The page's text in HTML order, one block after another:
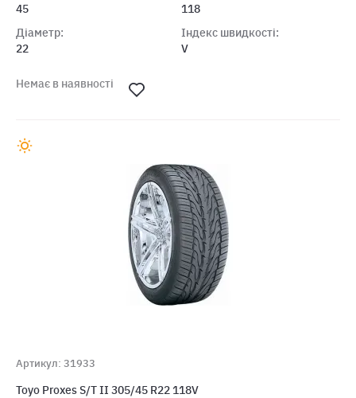
45
Діаметр:
22
118
Індекс швидкості:
V
Немає в наявності
Артикул: 31933
Toyo Proxes S/T II 305/45 R22 118V